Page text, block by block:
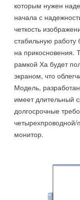
которым нужен
начала с
четкость
стабильную работу
на прикосновения.
рамкой Ха будет
экраном, что
Модель,
имеет длительный
долгосрочные
четырехпроводной/
монитор.